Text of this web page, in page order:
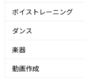
ボイストレーニング
ダンス
楽器
動画作成